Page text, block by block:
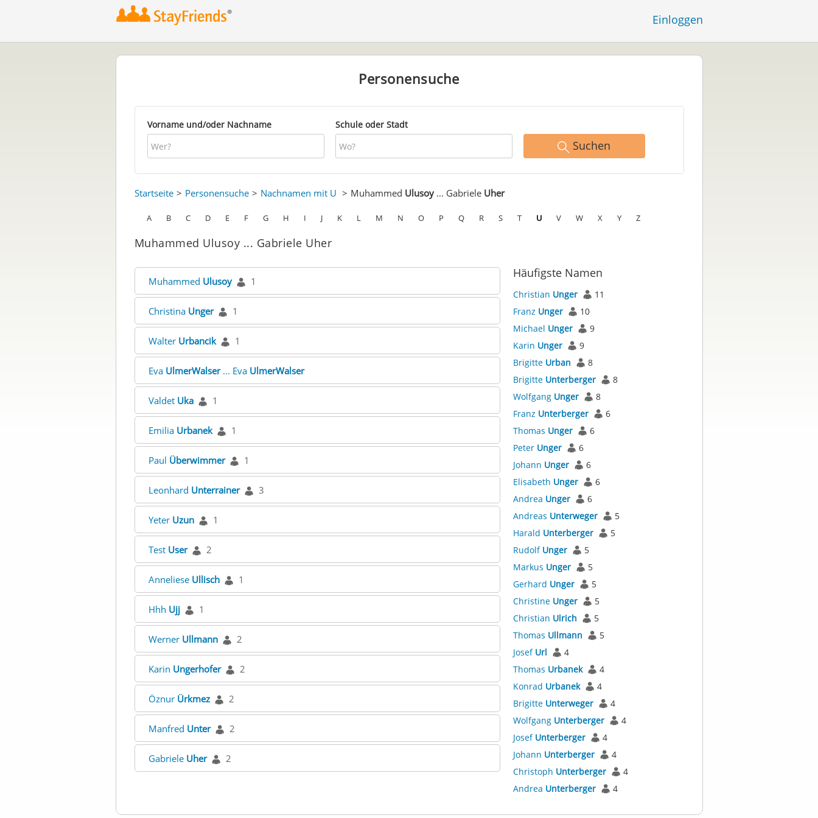
Einloggen
Personensuche
Vorname und/oder Nachname Schule oder Stadt
Suchen
Startseite Personensuche Nachnamen mit U Muhammed Ulusoy... Gabriele Uher
A B C D E F G H I J K L M N O P Q R S T U V W X Y Z
Muhammed Ulusoy ... Gabriele Uher
Muhammed Ulusoy 1
Christina Unger 1
Walter Urbancik 1
Eva UlmerWalser... Eva UlmerWalser
Valdet Uka 1
Emilia Urbanek 1
Paul Überwimmer 1
Leonhard Unterrainer 3
Yeter Uzun 1
Test User 2
Anneliese Ullisch 1
Hhh Ujj 1
Werner Ullmann 2
Karin Ungerhofer 2
Öznur Ürkmez 2
Manfred Unter 2
Gabriele Uher 2
Häufigste Namen
Christian Unger
11
Franz Unger
10
Michael Unger
9
Karin Unger
9
Brigitte Urban
8
Brigitte Unterberger
8
Wolfgang Unger
8
Franz Unterberger
6
Thomas Unger
6
Peter Unger
6
Johann Unger
6
Elisabeth Unger
6
Andrea Unger
6
Andreas Unterweger
5
Harald Unterberger
5
Rudolf Unger
5
Markus Unger
5
Gerhard Unger
5
Christine Unger
5
Christian Ulrich
5
Thomas Ullmann
5
Josef Url
4
Thomas Urbanek
4
Konrad Urbanek
4
Brigitte Unterweger
4
Wolfgang Unterberger
4
Josef Unterberger
4
Johann Unterberger
4
Christoph Unterberger
4
Andrea Unterberger 4